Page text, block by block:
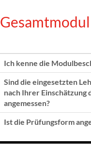
Gesamtmodul
Ich kenne die
Sind die eingesetzten
nach Ihrer Einschätzung
angemessen?
Ist die Prüfungsform